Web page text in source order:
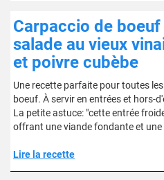
Carpaccio de
salade au vieux
et poivre cubèbe
Une recette parfaite pour toutes
boeuf. À servir en entrées et hors-
La petite astuce: "cette entrée
offrant une viande fondante et une
Lire la recette